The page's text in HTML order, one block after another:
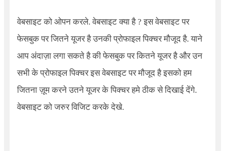
वेबसाइट को ओपन करले. वेबसाइट क्या है ? इस वेबसाइट पर
फेसबुक पर जितने यूजर है उनकी प्रोफाइल पिक्चर मौजूद है. याने
आप अंदाज़ा लगा सकते है की फेसबुक पर कितने यूजर है और उन
सभी के प्रोफाइल पिक्चर इस वेबसाइट पर मौजूद है इसको हम
जितना ज़ूम करने उतने यूजर के पिक्चर हमे ठीक से दिखाई देंगे.
वेबसाइट को जरुर विजिट करके देखे.